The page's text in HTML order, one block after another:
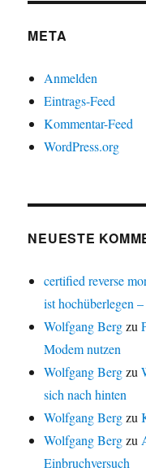
META
Anmelden
Eintrags-Feed
Kommentar-Feed
WordPress.org
NEUESTE
certified reverse
ist hochüberlegen
Wolfgang Bergzu
Modem nutzen
Wolfgang Bergzu
sich nach hinten
Wolfgang Bergzu
Wolfgang Bergzu
Einbruchversuch